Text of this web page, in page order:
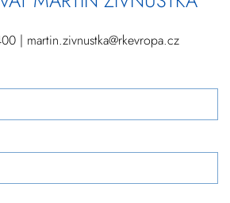
| martin.zivnustka@rkevropa.cz